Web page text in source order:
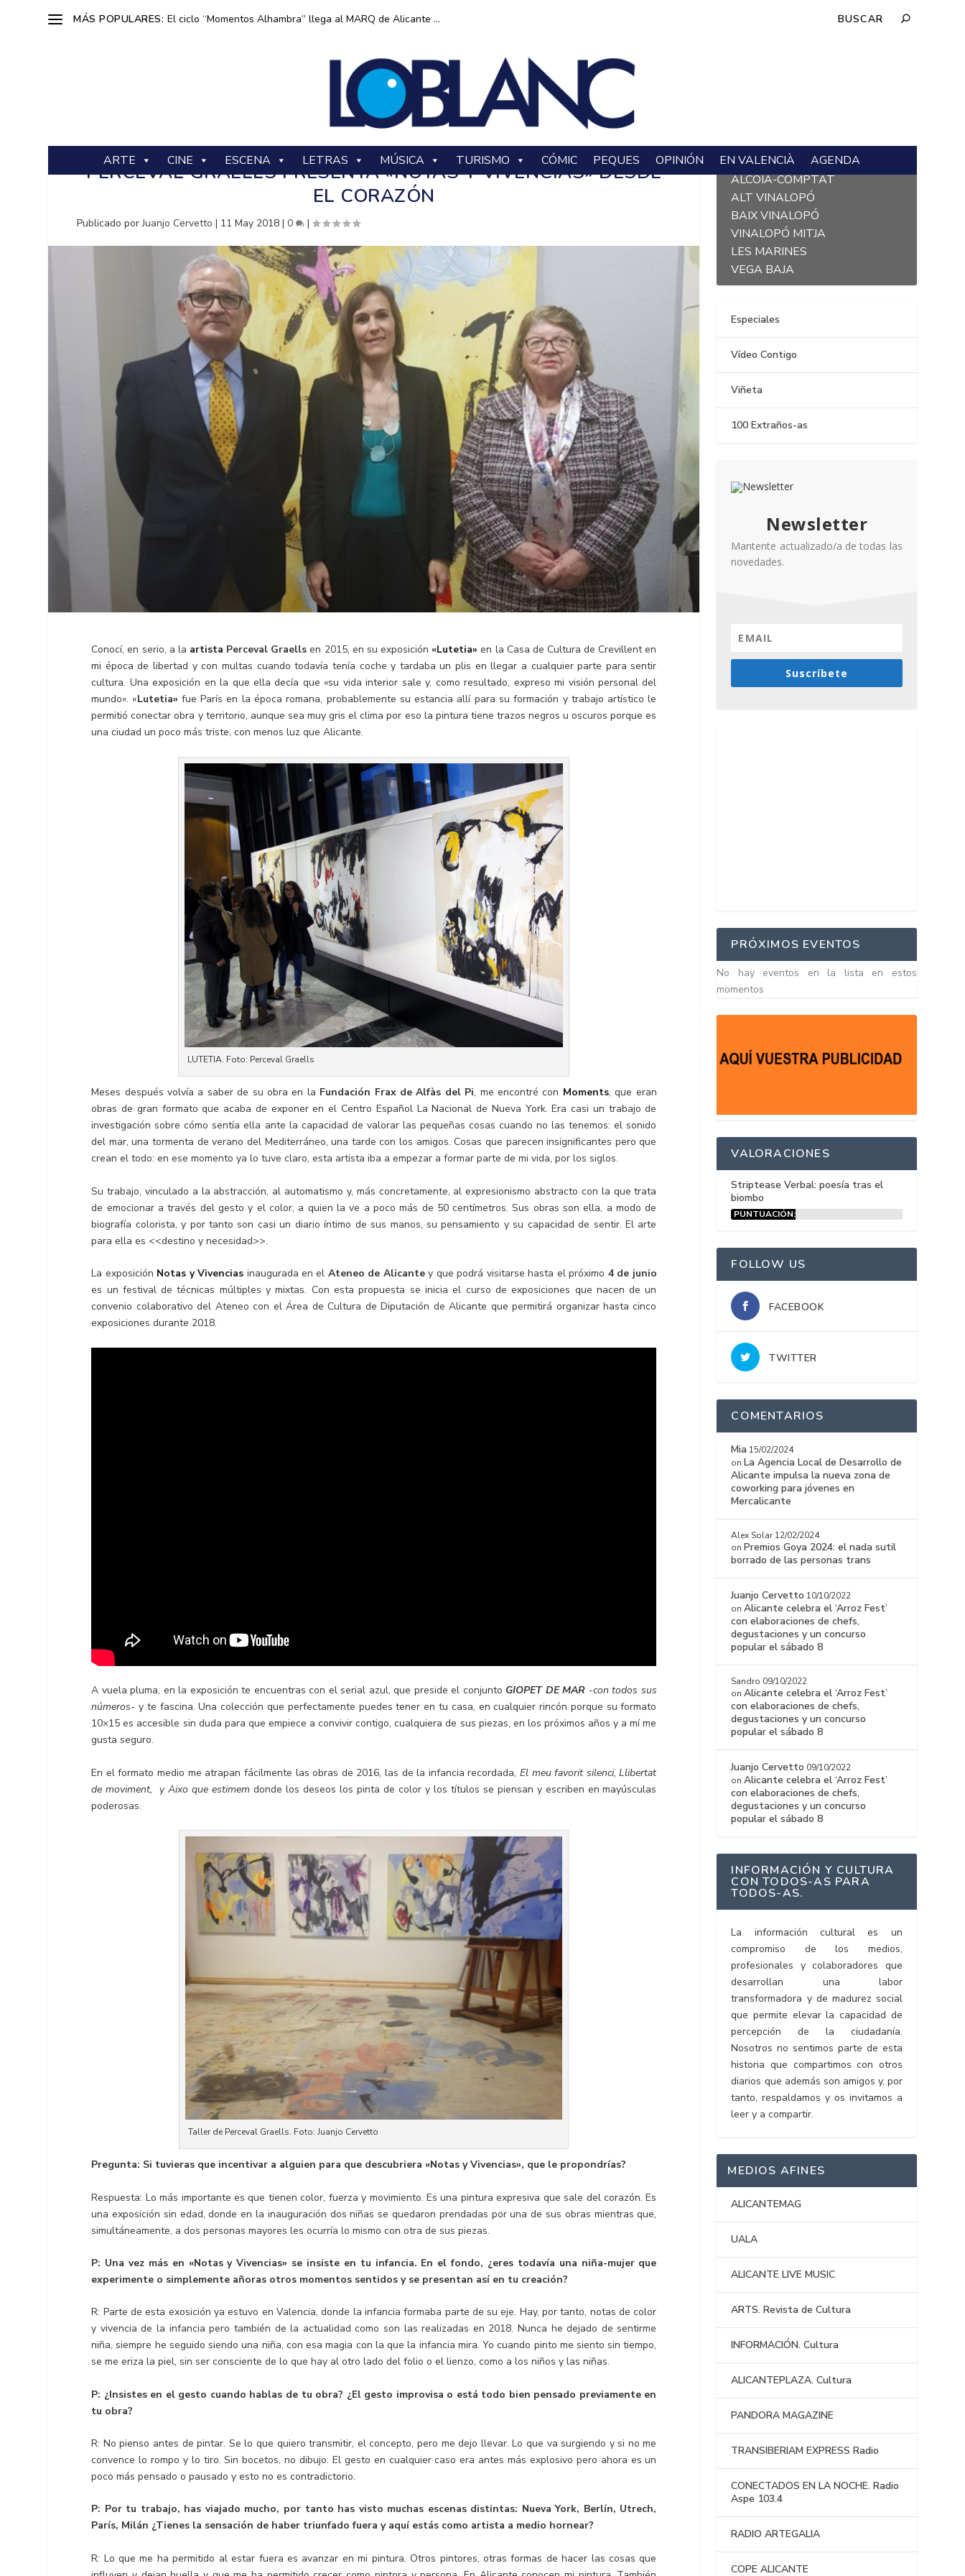
MÁS POPULARES: El ciclo “Momentos Alhambra” llega al MARQ de Alicante ...
ARTE CINE ESCENA LETRAS MÚSICA TURISMO CÓMIC PEQUES OPINIÓN EN VALENCIÀ AGENDA
PERCEVAL GRAELLS PRESENTA «NOTAS Y VIVENCIAS» DESDE
EL CORAZÓN
Publicado porJuanjo Cervetto | 11 May 2018 |0 |
Conocí, en serio, a la artista Perceval Graellsen 2015, en su exposición «Lutetia» en la Casa de Cultura de Crevillent en
mi época de libertad y con multas cuando todavía tenía coche y tardaba un plis en llegar a cualquier parte para sentir
cultura. Una exposición en la que ella decía que «su vida interior sale y, como resultado, expreso mi visión personal del
mundo». «Lutetia» fue París en la época romana, probablemente su estancia allí para su formación y trabajo artístico le
permitió conectar obra y territorio, aunque sea muy gris el clima por eso la pintura tiene trazos negros u oscuros porque es
una ciudad un poco más triste, con menos luz que Alicante.
LUTETIA. Foto: Perceval Graells
Meses después volvía a saber de su obra en la Fundación Frax de Alfàs del Pi, me encontré con Moments, que eran
obras de gran formato que acaba de exponer en el Centro Español La Nacional de Nueva York. Era casi un trabajo de
investigación sobre cómo sentía ella ante la capacidad de valorar las pequeñas cosas cuando no las tenemos: el sonido
del mar, una tormenta de verano del Mediterráneo, una tarde con los amigos. Cosas que parecen insignificantes pero que
crean el todo: en ese momento ya lo tuve claro, esta artista iba a empezar a formar parte de mi vida, por los siglos.
Su trabajo, vinculado a la abstracción, al automatismo y, más concretamente, al expresionismo abstracto con la que trata
de emocionar a través del gesto y el color, a quien la ve a poco más de 50 centímetros. Sus obras son ella, a modo de
biografía colorista, y por tanto son casi un diario íntimo de sus manos, su pensamiento y su capacidad de sentir. El arte
para ella es <<destino y necesidad>>.
La exposición Notas y Vivencias inaugurada en el Ateneo de Alicantey que podrá visitarse hasta el próximo 4 de junio
es un festival de técnicas múltiples y mixtas. Con esta propuesta se inicia el curso de exposiciones que nacen de un
convenio colaborativo del Ateneo con el Área de Cultura de Diputación de Alicante que permitirá organizar hasta cinco
exposiciones durante 2018.
A vuela pluma, en la exposición te encuentras con el serial azul, que preside el conjunto GIOPET DE MAR -con todos sus
números- y te fascina. Una colección que perfectamente puedes tener en tu casa, en cualquier rincón porque su formato
10×15 es accesible sin duda para que empiece a convivir contigo, cualquiera de sus piezas, en los próximos años y a mí me
gusta seguro.
En el formato medio me atrapan fácilmente las obras de 2016, las de la infancia recordada,El meu favorit silenci, Llibertat
de moviment, y Aixo que estimem donde los deseos los pinta de color y los títulos se piensan y escriben en mayúsculas
poderosas.
Taller de Perceval Graells. Foto: Juanjo Cervetto
Pregunta: Si tuvieras que incentivar a alguien para que descubriera «Notas y Vivencias», que le propondrías?
Respuesta: Lo más importante es que tienen color, fuerza y movimiento. Es una pintura expresiva que sale del corazón. Es
una exposición sin edad, donde en la inauguración dos niñas se quedaron prendadas por una de sus obras mientras que,
simultáneamente, a dos personas mayores les ocurría lo mismo con otra de sus piezas.
P: Una vez más en «Notas y Vivencias» se insiste en tu infancia. En el fondo, ¿eres todavía una niña-mujer que
experimente o simplemente añoras otros momentos sentidos y se presentan así en tu creación?
R: Parte de esta exosición ya estuvo en Valencia, donde la infancia formaba parte de su eje. Hay, por tanto, notas de color
y vivencia de la infancia pero también de la actualidad como son las realizadas en 2018. Nunca he dejado de sentirme
niña, siempre he seguido siendo una niña, con esa magia con la que la infancia mira. Yo cuando pinto me siento sin tiempo,
se me eriza la piel, sin ser consciente de lo que hay al otro lado del folio o el lienzo, como a los niños y las niñas.
P: ¿Insistes en el gesto cuando hablas de tu obra? ¿El gesto improvisa o está todo bien pensado previamente en
tu obra?
R: No pienso antes de pintar. Se lo que quiero transmitir, el concepto, pero me dejo llevar. Lo que va surgiendo y si no me
convence lo rompo y lo tiro. Sin bocetos, no dibujo. El gesto en cualquier caso era antes más explosivo pero ahora es un
poco más pensado o pausado y esto no es contradictorio.
P: Por tu trabajo, has viajado mucho, por tanto has visto muchas escenas distintas: Nueva York, Berlín, Utrech,
París, Milán ¿Tienes la sensación de haber triunfado fuera y aquí estás como artista a medio hornear?
R: Lo que me ha permitido al estar fuera es avanzar en mi pintura. Otros pintores, otras formas de hacer las cosas que
L´ALACANTÍ
ALCOIÀ-COMPTAT
ALT VINALOPÓ
BAIX VINALOPÓ
VINALOPÓ MITJA
LES MARINES
VEGA BAJA
Especiales
Vídeo Contigo
Viñeta
100 Extraños-as
Newsletter
Mantente actualizado/a de todas las
novedades.
Suscríbete
PRÓXIMOS EVENTOS
No hay eventos en la lista en estos
momentos
VALORACIONES
Striptease Verbal: poesía tras el
biombo
PUNTUACIÓN:
FOLLOW US
FACEBOOK
TWITTER
COMENTARIOS
Mia 15/02/2024
on La Agencia Local de Desarrollo de
Alicante impulsa la nueva zona de
coworking para jóvenes en
Mercalicante
Alex Solar 12/02/2024
on Premios Goya 2024: el nada sutil
borrado de las personas trans
Juanjo Cervetto 10/10/2022
onAlicante celebra el ‘Arroz Fest’
con elaboraciones de chefs,
degustaciones y un concurso
popular el sábado 8
Sandro 09/10/2022
onAlicante celebra el ‘Arroz Fest’
con elaboraciones de chefs,
degustaciones y un concurso
popular el sábado 8
Juanjo Cervetto 09/10/2022
onAlicante celebra el ‘Arroz Fest’
con elaboraciones de chefs,
degustaciones y un concurso
popular el sábado 8
INFORMACIÓN Y CULTURA
CON TODOS-AS PARA
TODOS-AS.
La información cultural es un
compromiso de los medios,
profesionales y colaboradores que
desarrollan una labor
transformadora y de madurez social
que permite elevar la capacidad de
percepción de la ciudadanía.
Nosotros no sentimos parte de esta
historia que compartimos con otros
diarios que además son amigos y, por
tanto, respaldamos y os invitamos a
leer y a compartir.
MEDIOS AFINES
ALICANTEMAG
UALA
ALICANTE LIVE MUSIC
ARTS. Revista de Cultura
INFORMACIÓN. Cultura
ALICANTEPLAZA. Cultura
PANDORA MAGAZINE
TRANSIBERIAM EXPRESS Radio
CONECTADOS EN LA NOCHE. Radio
Aspe 103.4
RADIO ARTEGALIA
COPE ALICANTE